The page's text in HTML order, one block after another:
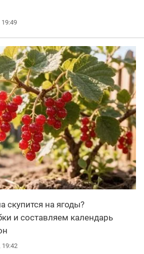
19:49
скупится на ягоды?
и составляем календарь
19:42